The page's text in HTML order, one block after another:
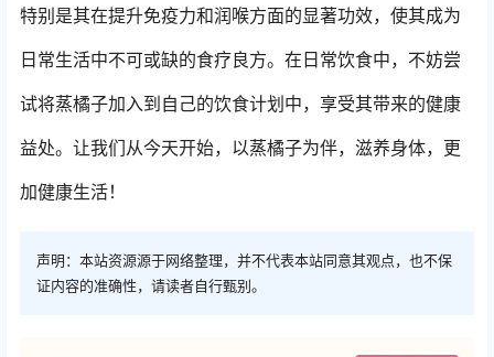
特别是其在提升免疫力和润喉方面的显著功效，使其成为
日常生活中不可或缺的食疗良方。在日常饮食中，不妨尝
试将蒸橘子加入到自己的饮食计划中，享受其带来的健康
益处。让我们从今天开始，以蒸橘子为伴，滋养身体，更
加健康生活！
声明：本站资源源于网络整理，并不代表本站同意其观点，也不保
证内容的准确性，请读者自行甄别。